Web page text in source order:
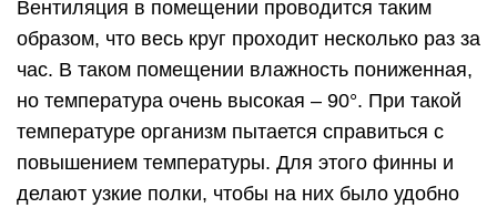
Вентиляция в помещении проводится таким
образом, что весь круг проходит несколько раз за
час. В таком помещении влажность пониженная,
но температура очень высокая – 90°. При такой
температуре организм пытается справиться с
повышением температуры. Для этого финны и
делают узкие полки, чтобы на них было удобно